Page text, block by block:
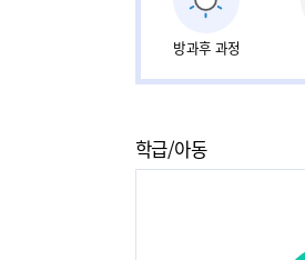
방과후 과정
학급/아동